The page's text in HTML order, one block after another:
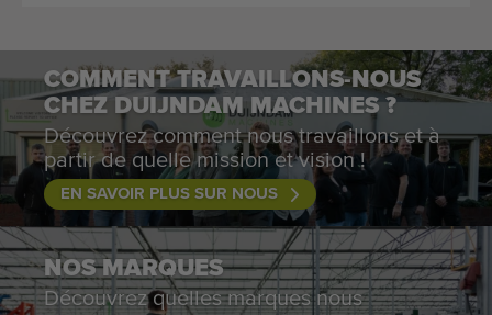
COMMENT TRAVAILLONS-NOUS
CHEZ DUIJNDAM MACHINES ?
Découvrez comment nous travaillons et à
partir de quelle mission et vision !
EN SAVOIR PLUS SUR NOUS
NOS MARQUES
Découvrez quelles marques nous